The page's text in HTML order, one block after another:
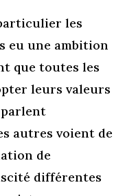
les
eu une ambition
que toutes les
leurs valeurs
autres voient de
de
différentes